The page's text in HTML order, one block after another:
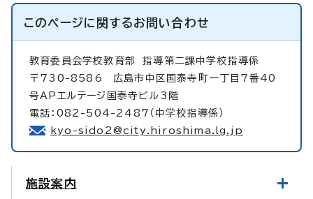
このページに関するお問い合わせ
教育委員会学校教育部指導第二課中学校指導係
〒730-8586 広島市中区国泰寺町一丁目7番40
号APエルテージ国泰寺ビル3階
電話：082-504-2487（中学校指導係）
kyo-sido2@city.hiroshima.lg.jp
施設案内